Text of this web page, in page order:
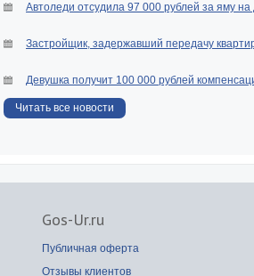
Автоледи отсудила 97 000 рублей за яму на
Застройщик, задержавший передачу
Девушка получит 100 000 рублей
Читать все новости
Gos-Ur.ru
Публичная оферта
Отзывы клиентов